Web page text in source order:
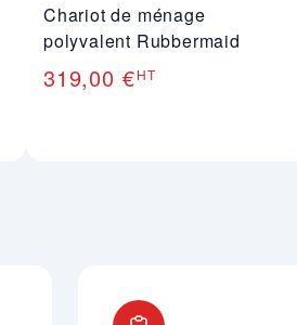
Chariot de ménage
polyvalent Rubbermaid
319,00 €HT